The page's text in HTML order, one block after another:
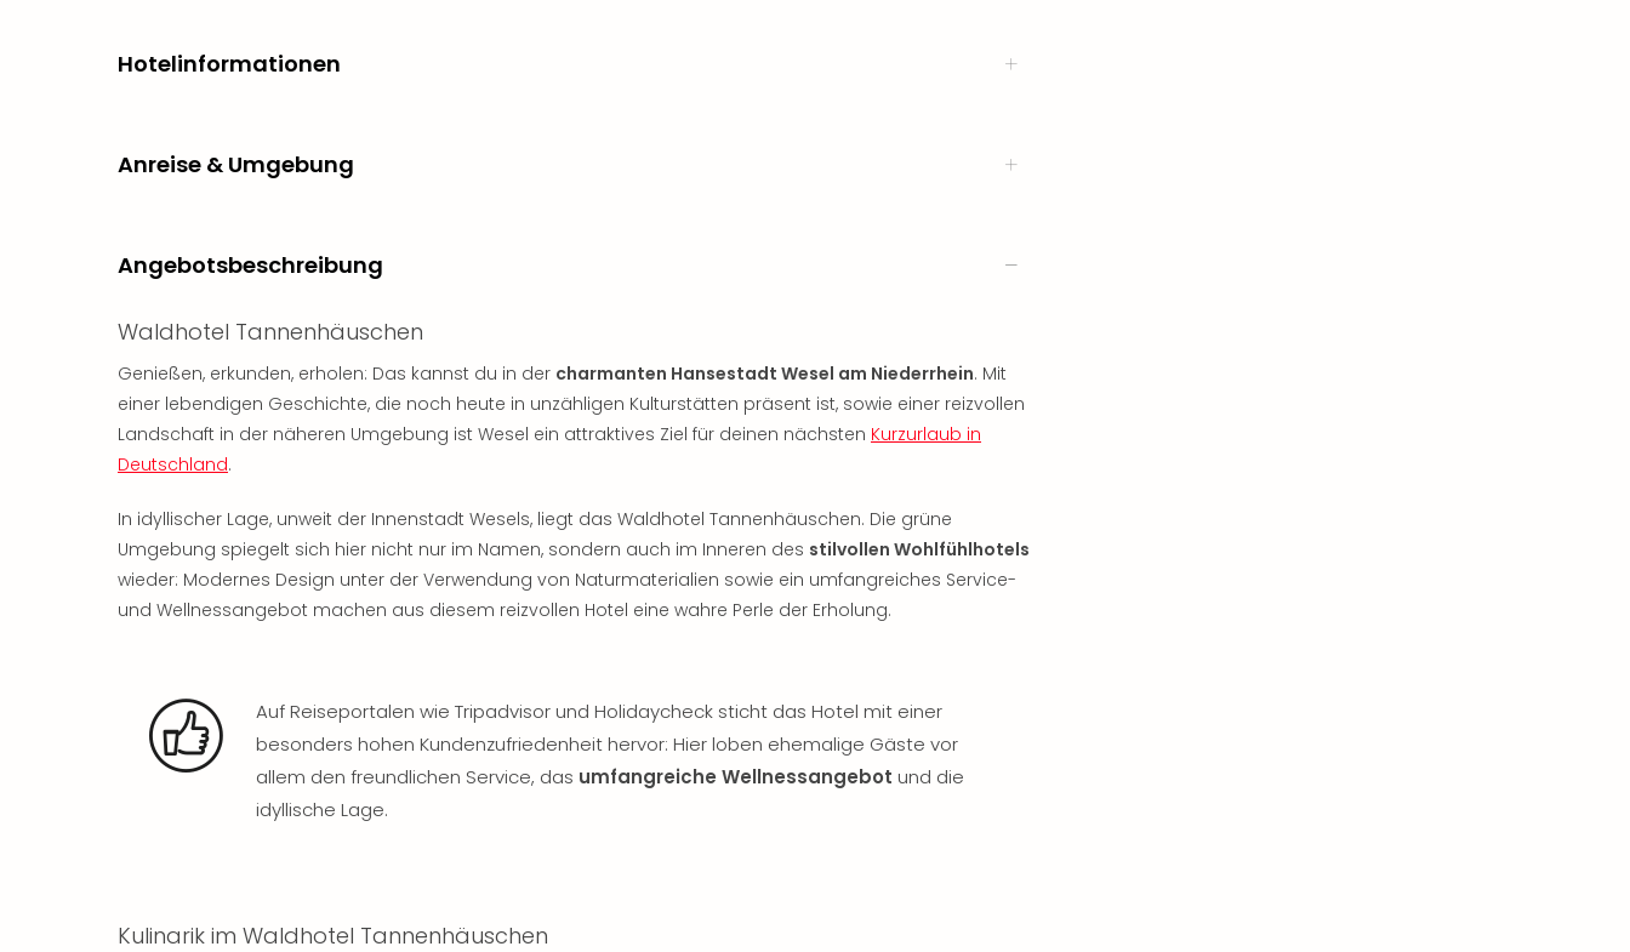
Hotelinformationen
Anreise & Umgebung
Angebotsbeschreibung
Waldhotel Tannenhäuschen
Genießen, erkunden, erholen: Das kannst du in der charmanten Hansestadt Wesel am Niederrhein. Mit
einer lebendigen Geschichte, die noch heute in unzähligen Kulturstätten präsent ist, sowie einer reizvollen
Landschaft in der näheren Umgebung ist Wesel ein attraktives Ziel für deinen nächsten Kurzurlaub in
Deutschland.
In idyllischer Lage, unweit der Innenstadt Wesels, liegt das Waldhotel Tannenhäuschen. Die grüne
Umgebung spiegelt sich hier nicht nur im Namen, sondern auch im Inneren des stilvollen Wohlfühlhotels
wieder: Modernes Design unter der Verwendung von Naturmaterialien sowie ein umfangreiches Service-
und Wellnessangebot machen aus diesem reizvollen Hotel eine wahre Perle der Erholung.
Auf Reiseportalen wie Tripadvisor und Holidaycheck sticht das Hotel mit einer
besonders hohen Kundenzufriedenheit hervor: Hier loben ehemalige Gäste vor
allem den freundlichen Service, das umfangreiche Wellnessangebot und die
idyllische Lage.
Kulinarik im Waldhotel Tannenhäuschen